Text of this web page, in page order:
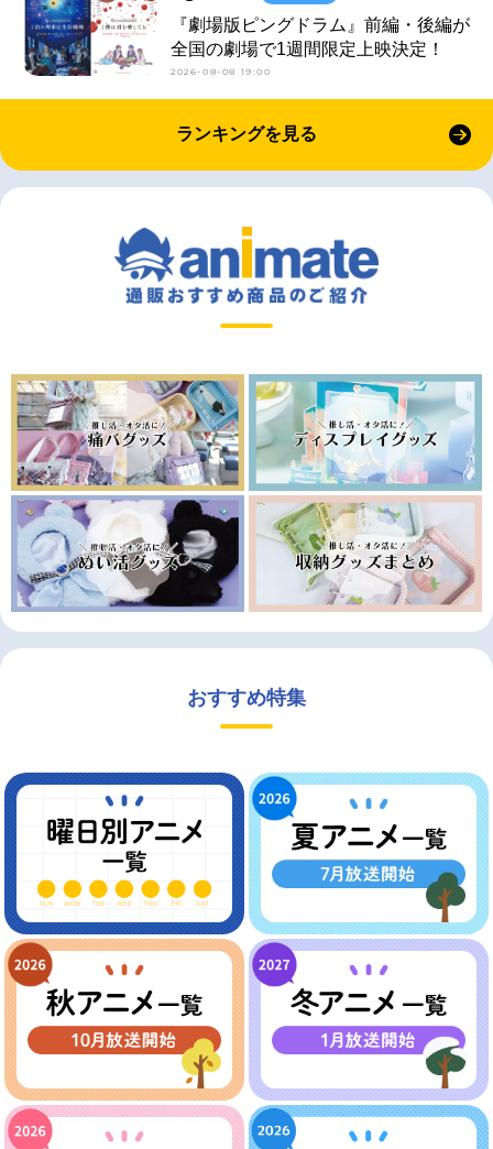
『劇場版ピングドラム』前編・後編が
全国の劇場で1週間限定上映決定！
2026-08-08 19:00
ランキングを見る
おすすめ特集